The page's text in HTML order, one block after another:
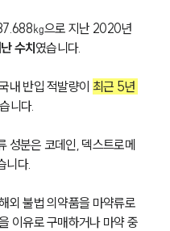
㎏으로 지난 2020년
수치였습니다.
내 반입 적발량이 최근 5년
니다.
성분은 코데인, 덱스트로메
니다.
외 불법 의약품을 마약류로
이유로 구매하거나 마약 중